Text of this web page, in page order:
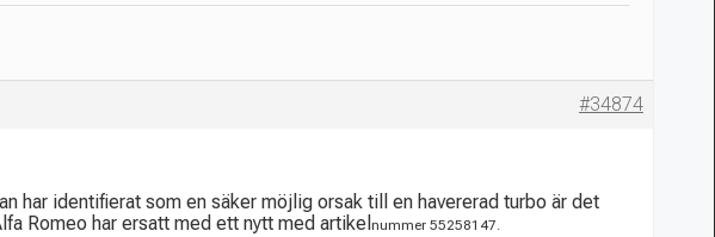
#34874
har identifierat som en säker möjlig orsak till en havererad turbo är det
Romeo har ersatt med ett nytt med artikel nummer 55258147.